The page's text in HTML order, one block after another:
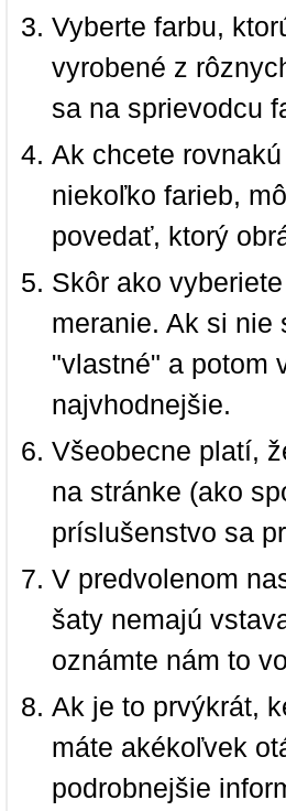
Vyberte farbu,
vyrobené z
sa na sprievodcu
Ak chcete
niekoľko farieb,
povedať, ktorý
Skôr ako
meranie. Ak si
"vlastné" a potom
najvhodnejšie.
Všeobecne platí,
na stránke (ako
príslušenstvo sa
V predvolenom
šaty nemajú
oznámte nám to
Ak je to prvýkrát,
máte akékoľvek
podrobnejšie